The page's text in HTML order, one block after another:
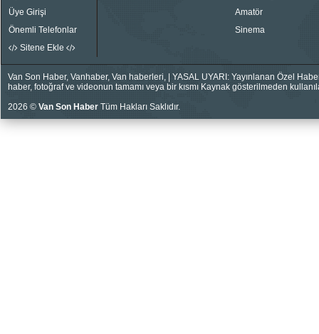
Üye Girişi
Önemli Telefonlar
Sitene Ekle
Amatör
Sinema
Van Son Haber, Vanhaber, Van haberleri, | YASAL UYARI: Yayınlanan Özel
haber, fotoğraf ve videonun tamamı veya bir kısmı Kaynak gösterilmeden
2026 © Van Son Haber Tüm Hakları Saklıdır.